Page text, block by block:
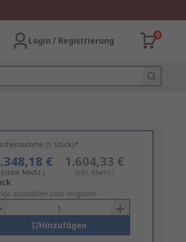
Login / Registrierung
0
(1 Stück)*
€
(ohne MwSt.)
1.604,33 €
(inkl. MwSt.)
auswählen oder eingeben
Hinzufügen